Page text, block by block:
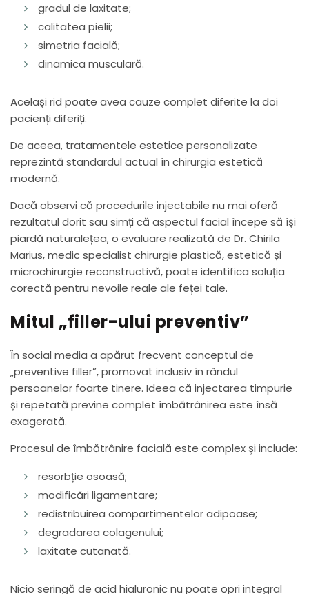
gradul de laxitate;
calitatea pielii;
simetria facială;
dinamica musculară.
Același rid poate avea cauze complet diferite la doi
pacienți diferiți.
De aceea, tratamentele estetice personalizate
reprezintă standardul actual în chirurgia estetică
modernă.
Dacă observi că procedurile injectabile nu mai oferă
rezultatul dorit sau simți că aspectul facial începe să își
piardă naturalețea, o evaluare realizată de Dr. Chirila
Marius, medic specialist chirurgie plastică, estetică și
microchirurgie reconstructivă, poate identifica soluția
corectă pentru nevoile reale ale feței tale.
Mitul „filler-ului preventiv”
În social media a apărut frecvent conceptul de
„preventive filler”, promovat inclusiv în rândul
persoanelor foarte tinere. Ideea că injectarea timpurie
și repetată previne complet îmbătrânirea este însă
exagerată.
Procesul de îmbătrânire facială este complex și include:
resorbție osoasă;
modificări ligamentare;
redistribuirea compartimentelor adipoase;
degradarea colagenului;
laxitate cutanată.
Nicio seringă de acid hialuronic nu poate opri integral